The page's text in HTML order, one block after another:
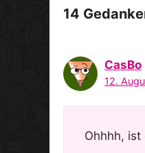
14
CasBo
12.
Ohhhh, ist